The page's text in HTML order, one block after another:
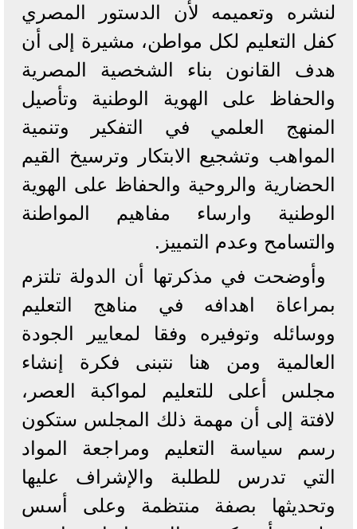
لنشره وتعميمه لأن الدستور المصري
كفل التعليم لكل مواطن، مشيرة إلى أن
هدف القانون بناء الشخصية المصرية
والحفاظ على الهوية الوطنية وتأصيل
المنهج العلمي في التفكير وتنمية
المواهب وتشجيع الابتكار وترسيخ القيم
الحضارية والروحية والحفاظ على الهوية
الوطنية وارساء مفاهيم المواطنة
والتسامح وعدم التمييز.
وأوضحت في مذكرتها أن الدولة تلتزم
بمراعاة اهدافه في مناهج التعليم
ووسائله وتوفيره وفقا لمعايير الجودة
العالمية ومن هنا نتبنى فكرة إنشاء
مجلس أعلى للتعليم لمواكبة العصر،
لافتة إلى أن مهمة ذلك المجلس ستكون
رسم سياسة التعليم ومراجعة المواد
التي تدرس للطلبة والإشراف عليها
وتحديثها بصفة منتظمة وعلى أسس